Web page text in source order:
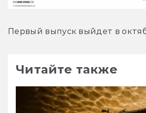
Первый выпуск выйдет в
Читайте также